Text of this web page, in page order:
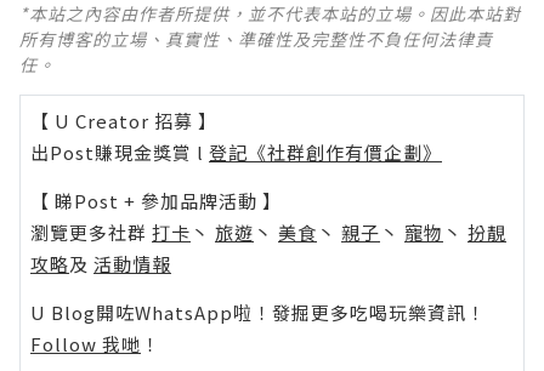
*本站之內容由作者所提供，並不代表本站的立場。因此本站對
所有博客的立場、真實性、準確性及完整性不負任何法律責
任。
【 U Creator 招募 】
出Post賺現金獎賞 l 登記《社群創作有價企劃》
【 睇Post + 參加品牌活動 】
瀏覽更多社群 打卡 丶 旅遊 丶 美食 丶 親子 丶 寵物 丶 扮靚
攻略及 活動情報
U Blog開咗WhatsApp啦！發掘更多吃喝玩樂資訊！
Follow 我哋 ！